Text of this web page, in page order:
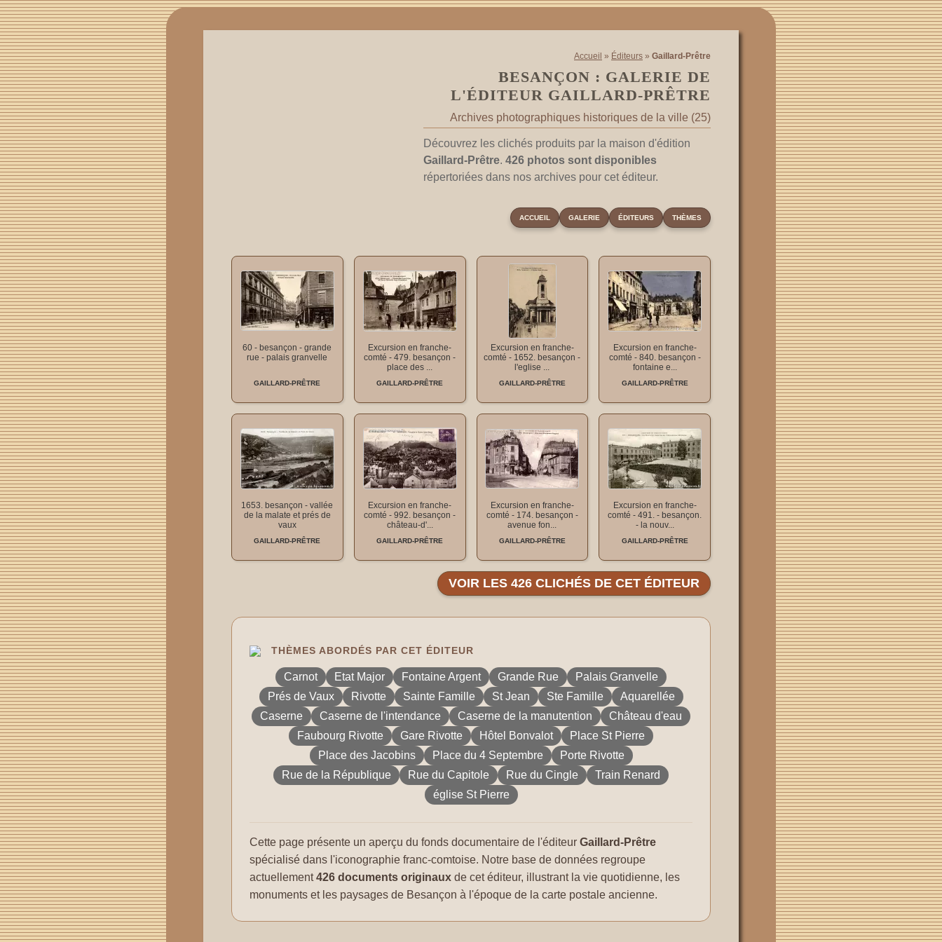
Accueil » Éditeurs » Gaillard-Prêtre
BESANÇON : GALERIE DE
L'ÉDITEUR GAILLARD-PRÊTRE
Archives photographiques historiques de la ville (25)
Découvrez les clichés produits par la maison d'édition
Gaillard-Prêtre. 426 photos sont disponibles
répertoriées dans nos archives pour cet éditeur.
ACCUEIL GALERIE ÉDITEURS THÈMES
60 - besançon - grande
rue - palais granvelle
GAILLARD-PRÊTRE
Excursion en franche-
comté - 479. besançon -
place des ...
GAILLARD-PRÊTRE
Excursion en franche-
comté - 1652. besançon -
l'eglise ...
GAILLARD-PRÊTRE
Excursion en franche-
comté - 840. besançon -
fontaine e...
GAILLARD-PRÊTRE
1653. besançon - vallée
de la malate et prés de
vaux
GAILLARD-PRÊTRE
Excursion en franche-
comté - 992. besançon -
château-d'...
GAILLARD-PRÊTRE
Excursion en franche-
comté - 174. besançon -
avenue fon...
GAILLARD-PRÊTRE
Excursion en franche-
comté - 491. - besançon.
- la nouv...
GAILLARD-PRÊTRE
VOIR LES 426 CLICHÉS DE CET ÉDITEUR
THÈMES ABORDÉS PAR CET ÉDITEUR
Carnot Etat Major Fontaine Argent Grande Rue
Palais Granvelle
Prés de Vaux
Rivotte Sainte Famille St Jean Ste Famille
Aquarellée
Caserne
Caserne de l'intendance Caserne de la manutention
Château d'eau
Faubourg Rivotte
Gare Rivotte Hôtel Bonvalot
Place St Pierre
Place des Jacobins
Place du 4 Septembre
Porte Rivotte
Rue de la République
Rue du Capitole Rue du Cingle
Train Renard
église St Pierre
Cette page présente un aperçu du fonds documentaire de l'éditeur Gaillard-Prêtre
spécialisé dans l'iconographie franc-comtoise. Notre base de données regroupe
actuellement426 documents originaux de cet éditeur, illustrant la vie quotidienne, les
monuments et les paysages de Besançon à l'époque de la carte postale ancienne.